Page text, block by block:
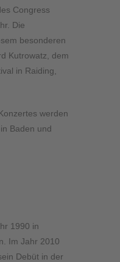
Congress
Die
besonderen
Kutrowatz, dem
in Raiding,
werden
Baden und
1990 in
Im Jahr 2010
Debüt in der